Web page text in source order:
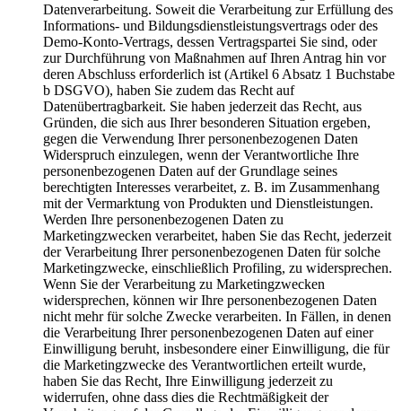
Datenverarbeitung. Soweit die Verarbeitung zur Erfüllung des
Informations- und Bildungsdienstleistungsvertrags oder des
Demo-Konto-Vertrags, dessen Vertragspartei Sie sind, oder
zur Durchführung von Maßnahmen auf Ihren Antrag hin vor
deren Abschluss erforderlich ist (Artikel 6 Absatz 1 Buchstabe
b DSGVO), haben Sie zudem das Recht auf
Datenübertragbarkeit. Sie haben jederzeit das Recht, aus
Gründen, die sich aus Ihrer besonderen Situation ergeben,
gegen die Verwendung Ihrer personenbezogenen Daten
Widerspruch einzulegen, wenn der Verantwortliche Ihre
personenbezogenen Daten auf der Grundlage seines
berechtigten Interesses verarbeitet, z. B. im Zusammenhang
mit der Vermarktung von Produkten und Dienstleistungen.
Werden Ihre personenbezogenen Daten zu
Marketingzwecken verarbeitet, haben Sie das Recht, jederzeit
der Verarbeitung Ihrer personenbezogenen Daten für solche
Marketingzwecke, einschließlich Profiling, zu widersprechen.
Wenn Sie der Verarbeitung zu Marketingzwecken
widersprechen, können wir Ihre personenbezogenen Daten
nicht mehr für solche Zwecke verarbeiten. In Fällen, in denen
die Verarbeitung Ihrer personenbezogenen Daten auf einer
Einwilligung beruht, insbesondere einer Einwilligung, die für
die Marketingzwecke des Verantwortlichen erteilt wurde,
haben Sie das Recht, Ihre Einwilligung jederzeit zu
widerrufen, ohne dass dies die Rechtmäßigkeit der